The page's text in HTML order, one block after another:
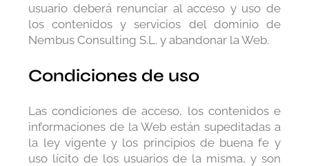
usuario deberá renunciar al acceso y uso de
los contenidos y servicios del dominio de
Nembus Consulting S.L. y abandonar la Web.
Condiciones de uso
Las condiciones de acceso, los contenidos e
informaciones de la Web están supeditadas a
la ley vigente y los principios de buena fe y
uso lícito de los usuarios de la misma, y son